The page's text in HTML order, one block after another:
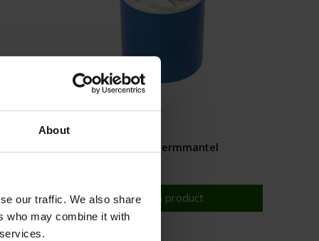
About
our traffic. We also share
who may combine it with
CPX-beschermmantel
Toon product